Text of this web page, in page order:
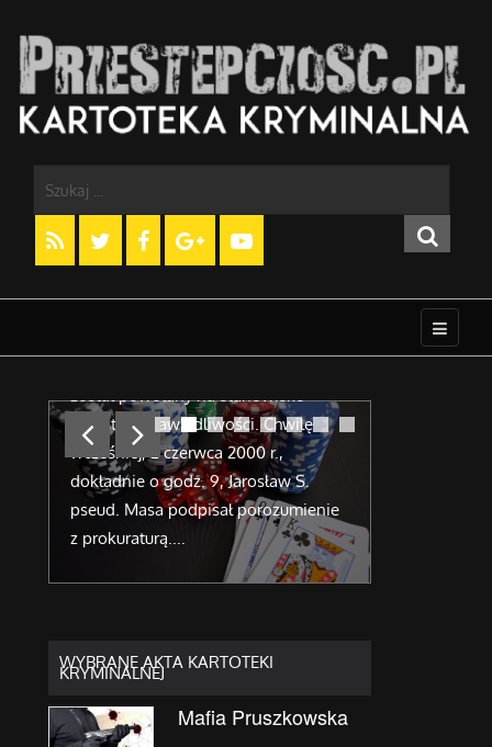
Protokoły zeznań Masy –
hazard i wrogowie Lecha
ministra sprawiedliwości. Chwilę
wcześniej, 2 czerwca 2000 r.,
dokładnie o godz. 9, Jarosław S.
pseud. Masa podpisał porozumienie
z prokuraturą....
UOP:
mozaika
WYBRANE AKTA KARTOTEKI
KRYMINALNEJ
Mafia Pruszkowska